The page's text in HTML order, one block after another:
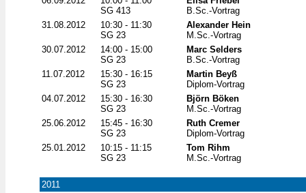
SG 413
B.Sc.-Vortrag
31.08.2012
10:30 - 11:30
SG 23
Alexander Hein
M.Sc.-Vortrag
30.07.2012
14:00 - 15:00
SG 23
Marc Selders
B.Sc.-Vortrag
11.07.2012
15:30 - 16:15
SG 23
Martin Beyß
Diplom-Vortrag
04.07.2012
15:30 - 16:30
SG 23
Björn Böken
M.Sc.-Vortrag
25.06.2012
15:45 - 16:30
SG 23
Ruth Cremer
Diplom-Vortrag
25.01.2012
10:15 - 11:15
SG 23
Tom Rihm
M.Sc.-Vortrag
2011